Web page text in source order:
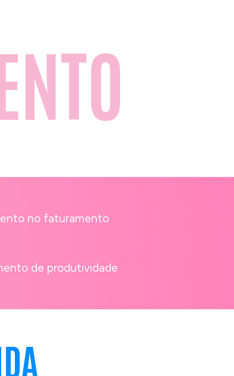
no faturamento
de produtividade